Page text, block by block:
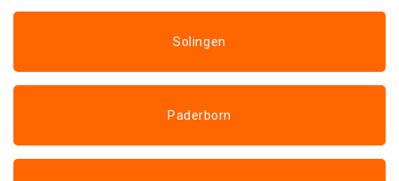
Solingen
Paderborn